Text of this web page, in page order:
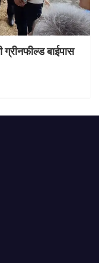
ग्रीनफील्ड बाईपास